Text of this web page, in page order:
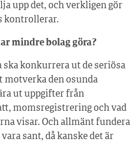
upp det, och verkligen gör
kontrollerar.
mindre bolag göra?
ska konkurrera ut de seriösa
motverka den osunda
ut uppgifter från
momsregistrering och vad
visar. Och allmänt fundera
sant, då kanske det är